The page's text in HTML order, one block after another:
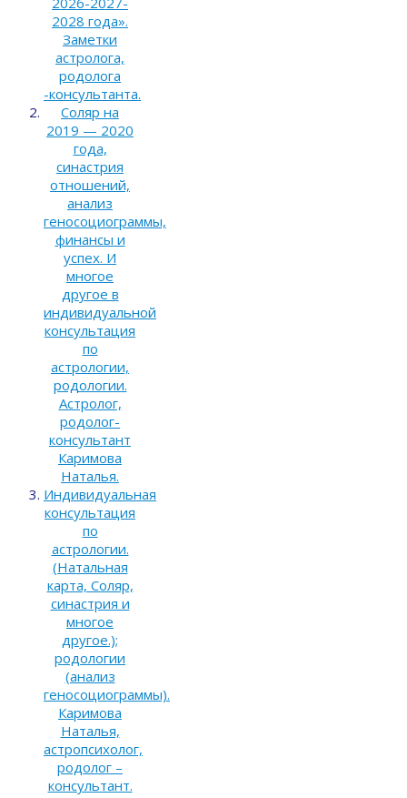
2028 года».
Заметки
астролога,
родолога
-консультанта.
Соляр на
2019 — 2020
года,
синастрия
отношений,
анализ
геносоциограммы,
финансы и
успех. И
многое
другое в
индивидуальной
консультация
по
астрологии,
родологии.
Астролог,
родолог-
консультант
Каримова
Наталья.
Индивидуальная
консультация
по
астрологии.
(Натальная
карта, Соляр,
синастрия и
многое
другое.);
родологии
(анализ
геносоциограммы).
Каримова
Наталья,
астропсихолог,
родолог –
консультант.